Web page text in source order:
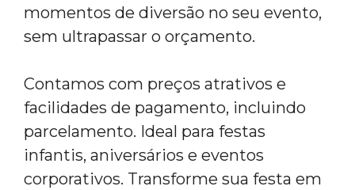
momentos de diversão no seu evento,
sem ultrapassar o orçamento.
Contamos com preços atrativos e
facilidades de pagamento, incluindo
parcelamento. Ideal para festas
infantis, aniversários e eventos
corporativos. Transforme sua festa em